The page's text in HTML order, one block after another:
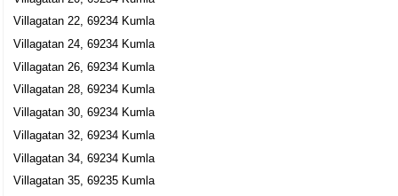
Villagatan 22, 69234 Kumla
Villagatan 24, 69234 Kumla
Villagatan 26, 69234 Kumla
Villagatan 28, 69234 Kumla
Villagatan 30, 69234 Kumla
Villagatan 32, 69234 Kumla
Villagatan 34, 69234 Kumla
Villagatan 35, 69235 Kumla